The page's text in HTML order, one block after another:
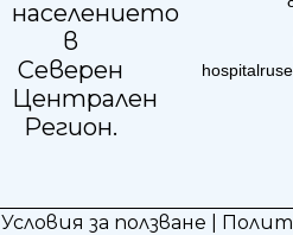
населението
в
Северен
Централен
Регион.
Условия за ползване